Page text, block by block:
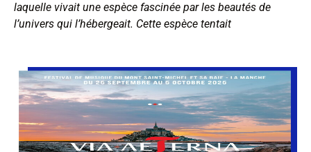
laquelle vivait une espèce fascinée par les beautés de
l’univers qui l’hébergeait. Cette espèce tentait